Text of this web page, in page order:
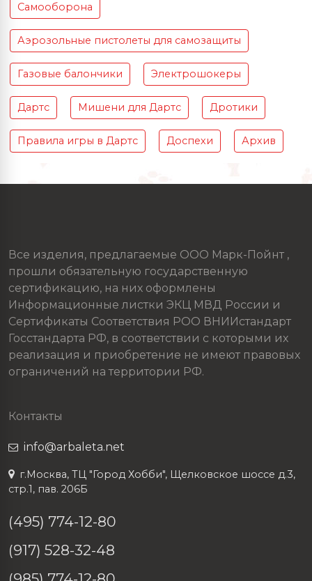
Самооборона
Аэрозольные пистолеты для самозащиты
Газовые балончики Электрошокеры
Дартс Мишени для Дартс Дротики
Правила игры в Дартс Доспехи Архив
Все изделия, предлагаемые ООО Марк-Пойнт ,
прошли обязательную государственную
сертификацию, на них оформлены
Информационные листки ЭКЦ МВД России и
Сертификаты Соответствия РОО ВНИИстандарт
Госстандарта РФ, в соответствии с которыми их
реализация и приобретение не имеют правовых
ограничений на территории РФ.
Контакты
info@arbaleta.net
г.Москва, ТЦ "Город Хобби", Щелковское шоссе д.3,
стр.1, пав. 206Б
(495) 774-12-80
(917) 528-32-48